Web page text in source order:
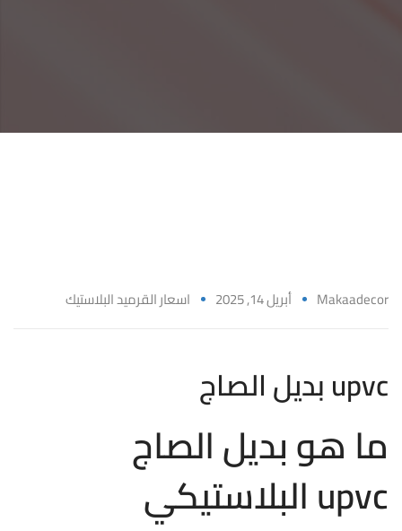
1
4
أ
ب
ر
ي
ل
Makaadecor أبريل 14, 2025 اسعار القرميد البلاستيك
بديل الصاج upvc
ما هو بديل الصاج
البلاستيكي upvc